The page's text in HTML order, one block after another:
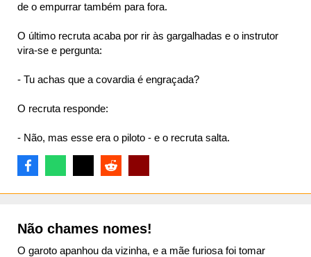
de o empurrar também para fora.
O último recruta acaba por rir às gargalhadas e o instrutor
vira-se e pergunta:
- Tu achas que a covardia é engraçada?
O recruta responde:
- Não, mas esse era o piloto - e o recruta salta.
Não chames nomes!
O garoto apanhou da vizinha, e a mãe furiosa foi tomar